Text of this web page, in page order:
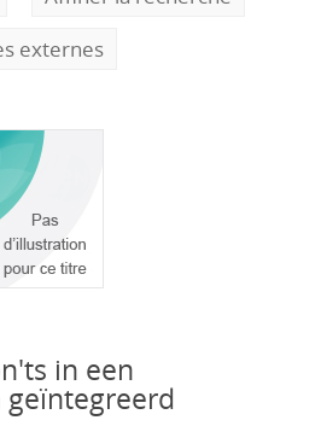
externes
in een